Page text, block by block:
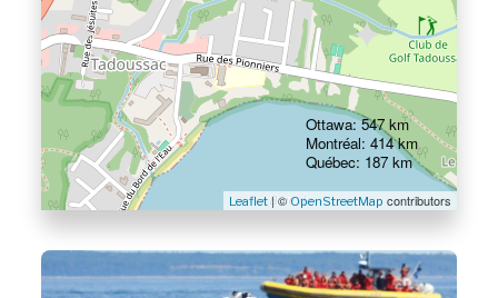
Leaflet| ©OpenStreetMap contributors
Ottawa: 547 km
Montréal: 414 km
Québec: 187 km